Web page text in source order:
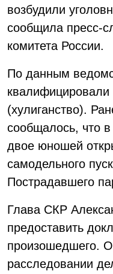
возбудили
сообщила пресс-
комитета России.
По данным
(хулиганство).
сообщалось, что
двое юношей
самодельного
Пострадавшего
Глава СКР
предоставить
произошедшего.
расследовании